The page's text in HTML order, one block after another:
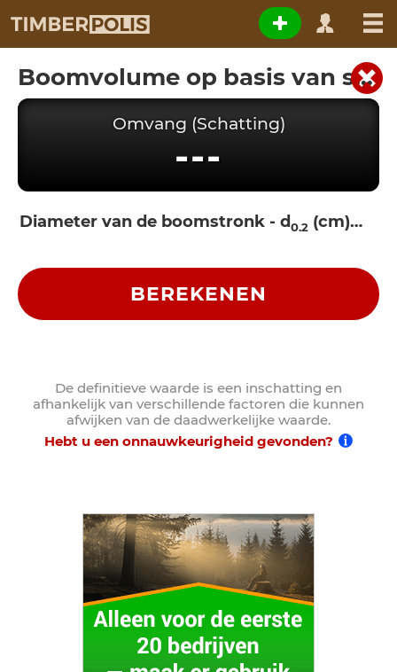
Boomvolume op basis van stronksdiameter
Omvang (Schatting)
---
Diameter van de boomstronk - d0.2 (cm)
BEREKENEN
De definitieve waarde is een inschatting en
afhankelijk van verschillende factoren die kunnen
afwijken van de daadwerkelijke waarde.
Hebt u een onnauwkeurigheid gevonden?